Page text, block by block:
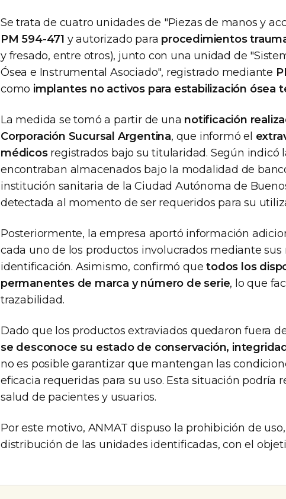
Se trata de cuatro unidades de "Piezas de manos y
PM 594-471 y autorizado para procedimientos
y fresado, entre otros), junto con una unidad de
Ósea e Instrumental Asociado", registrado mediante
como implantes no activos para estabilización ósea
La medida se tomó a partir de una notificación
Corporación Sucursal Argentina, que informó el
médicosregistrados bajo su titularidad. Según indicó
encontraban almacenados bajo la modalidad de
institución sanitaria de la Ciudad Autónoma de
detectada al momento de ser requeridos para su
Posteriormente, la empresa aportó información
cada uno de los productos involucrados mediante
identificación. Asimismo, confirmó quetodos los
permanentes de marca y número de serie, lo que
trazabilidad.
Dado que los productos extraviados quedaron fuera
se desconoce su estado de conservación,
no es posible garantizar que mantengan las
eficacia requeridas para su uso. Esta situación podría
salud de pacientes y usuarios.
Por este motivo, ANMAT dispuso la prohibición de
distribución de las unidades identificadas, con el